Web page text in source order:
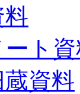
ト
資料